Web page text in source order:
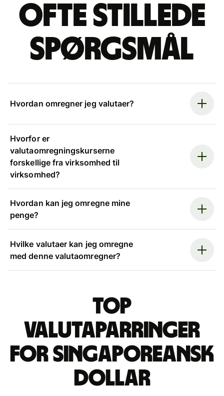
Ofte stillede
spørgsmål
Hvordan omregner jeg valutaer?
Hvorfor er
valutaomregningskurserne
forskellige fra virksomhed til
virksomhed?
Hvordan kan jeg omregne mine
penge?
Hvilke valutaer kan jeg omregne
med denne valutaomregner?
Top
valutaparringer
for singaporeansk
dollar